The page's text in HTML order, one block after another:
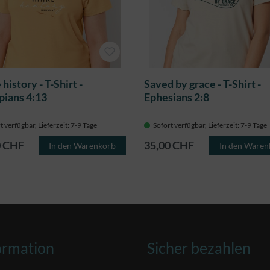
history - T-Shirt -
4:13
verfügbar, Lieferzeit: 7-9 Tage
CHF In den Warenkorb
Saved by grace - T-Shirt -
Ephesians 2:8
Sofort verfügbar, Lieferzeit: 7-9 Tage
35,00 CHF In den
Sicher bezahlen